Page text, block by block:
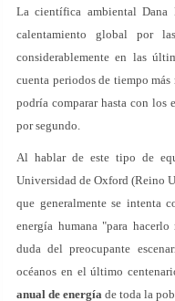
La científica ambiental
calentamiento global por
considerablemente en las
cuenta periodos de tiempo
podría comparar hasta con los
por segundo.
Al hablar de este tipo de
Universidad de Oxford (Reino
que generalmente se intenta
energía humana "para
duda del preocupante
océanos en el último
anual de energía de toda la